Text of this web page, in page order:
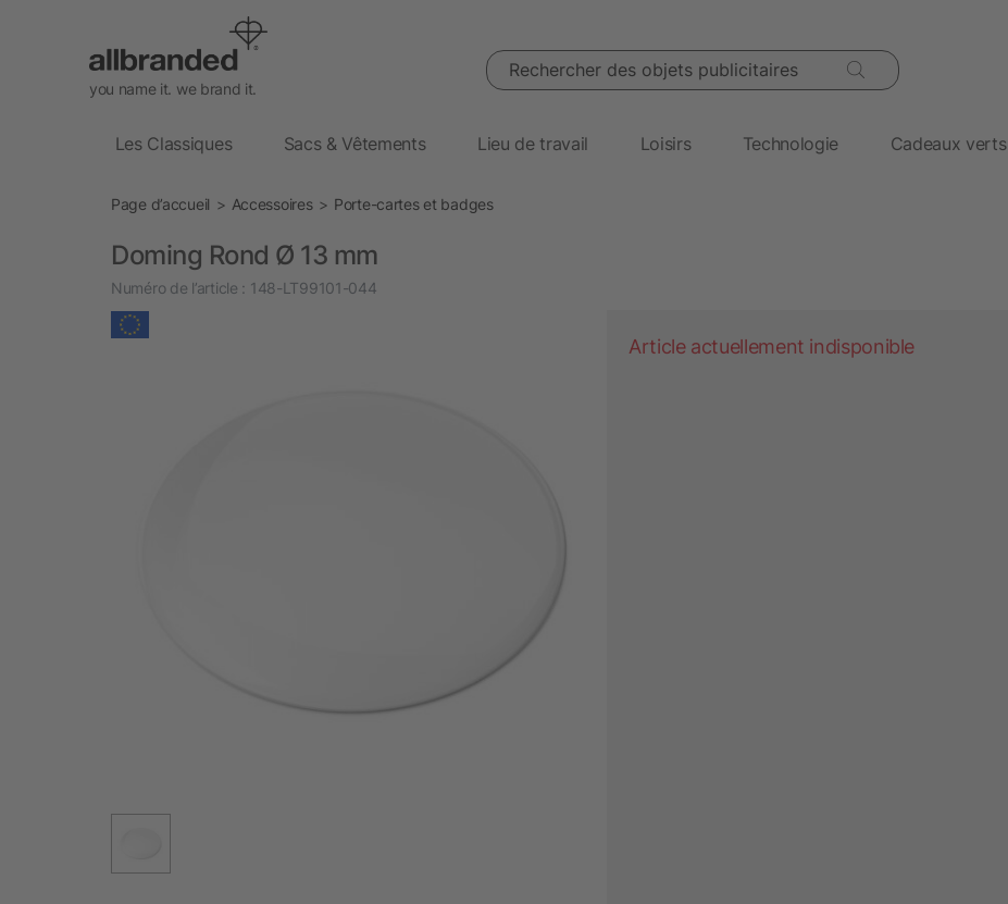
you name it. we brand it.
Rechercher des objets publicitaires
Les Classiques Sacs & Vêtements Lieu de travail Loisirs Technologie Cadeaux verts
Page d’accueil Accessoires Porte-cartes et badges
Doming Rond Ø 13 mm
Numéro de l’article : 148-LT99101-044
Article actuellement indisponible